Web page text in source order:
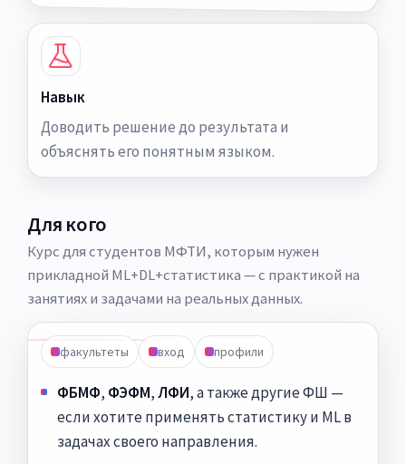
Навык
Доводить решение до результата и
объяснять его понятным языком.
Для кого
Курс для студентов МФТИ, которым нужен
прикладной ML+DL+статистика — с практикой на
занятиях и задачами на реальных данных.
факультеты вход профили
ФБМФ, ФЭФМ,ЛФИ, а также другие ФШ —
если хотите применять статистику и ML в
задачах своего направления.